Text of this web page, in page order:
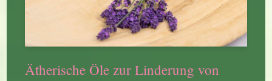
Ätherische Öle zur Linderung von